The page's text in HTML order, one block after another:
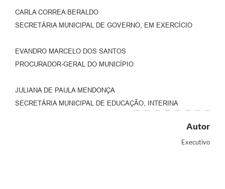
CARLA CORREA BERALDO
SECRETÁRIA MUNICIPAL DE GOVERNO, EM EXERCÍCIO
EVANDRO MARCELO DOS SANTOS
PROCURADOR-GERAL DO MUNICÍPIO
JULIANA DE PAULA MENDONÇA
SECRETÁRIA MUNICIPAL DE EDUCAÇÃO, INTERINA
Autor
Executivo